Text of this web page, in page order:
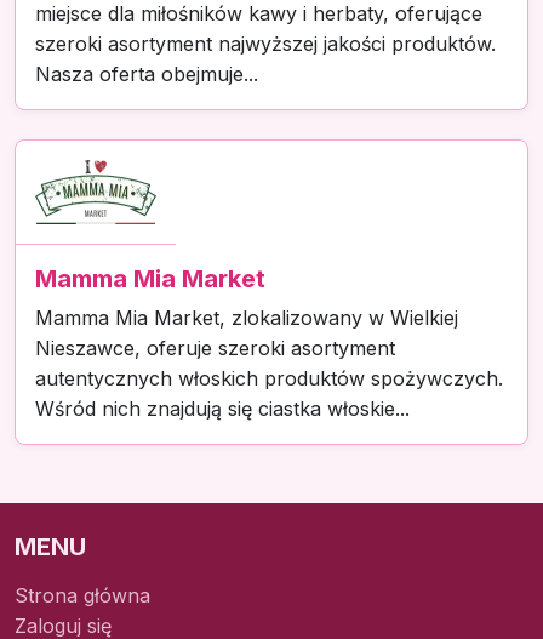
miejsce dla miłośników kawy i herbaty, oferujące
szeroki asortyment najwyższej jakości produktów.
Nasza oferta obejmuje...
Mamma Mia Market
Mamma Mia Market, zlokalizowany w Wielkiej
Nieszawce, oferuje szeroki asortyment
autentycznych włoskich produktów spożywczych.
Wśród nich znajdują się ciastka włoskie...
MENU
Strona główna
Zaloguj się